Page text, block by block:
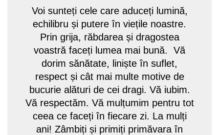
Voi sunteți cele care aduceți lumină,
echilibru și putere în viețile noastre.
Prin grija, răbdarea și dragostea
voastră faceți lumea mai bună. Vă
dorim sănătate, liniște în suflet,
respect și cât mai multe motive de
bucurie alături de cei dragi. Vă iubim.
Vă respectăm. Vă mulțumim pentru tot
ceea ce faceți în fiecare zi. La mulți
ani! Zâmbiți și primiți primăvara în